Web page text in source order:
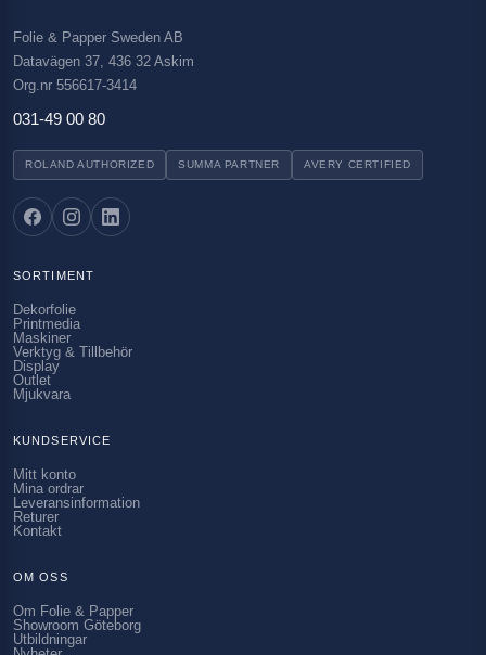
Folie & Papper Sweden AB
Datavägen 37, 436 32 Askim
Org.nr 556617-3414
031-49 00 80
ROLAND AUTHORIZED SUMMA PARTNER AVERY CERTIFIED
SORTIMENT
Dekorfolie
Printmedia
Maskiner
Verktyg & Tillbehör
Display
Outlet
Mjukvara
KUNDSERVICE
Mitt konto
Mina ordrar
Leveransinformation
Returer
Kontakt
OM OSS
Om Folie & Papper
Showroom Göteborg
Utbildningar